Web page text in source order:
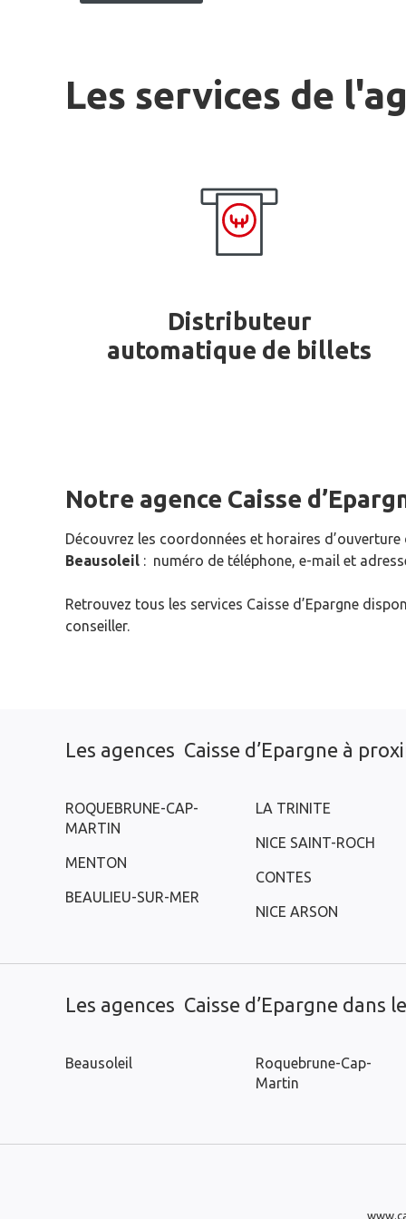
Les services de
Distributeur
automatique de billets
Notre agence Caisse
Découvrez les coordonnées et horaires d’ouverture
Beausoleil : numéro de téléphone, e-mail et
Retrouvez tous les services Caisse d’Epargne
conseiller.
Les agences Caisse d’Epargne à
ROQUEBRUNE-CAP-
MARTIN
MENTON
BEAULIEU-SUR-MER
LA TRINITE
NICE SAINT-ROCH
CONTES
NICE ARSON
Les agences Caisse d’Epargne dans
Beausoleil
Roquebrune-Cap-
Martin